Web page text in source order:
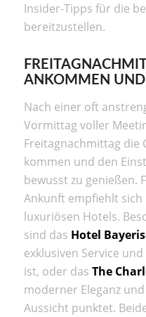
Insider-Tipps für die
bereitzustellen.
ANKOMMEN UND
Nach einer oft
Vormittag voller
Freitagnachmittag die
kommen und den
bewusst zu genießen.
Ankunft empfiehlt sich
luxuriösen Hotels.
sind das Hotel
exklusiven Service
ist, oder das The
moderner Eleganz
Aussicht punktet.